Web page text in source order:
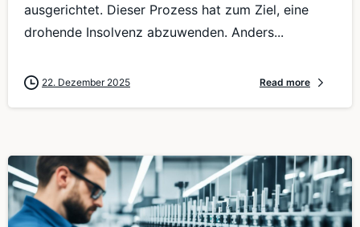
ausgerichtet. Dieser Prozess hat zum Ziel, eine
drohende Insolvenz abzuwenden. Anders...
22. Dezember 2025 Read more